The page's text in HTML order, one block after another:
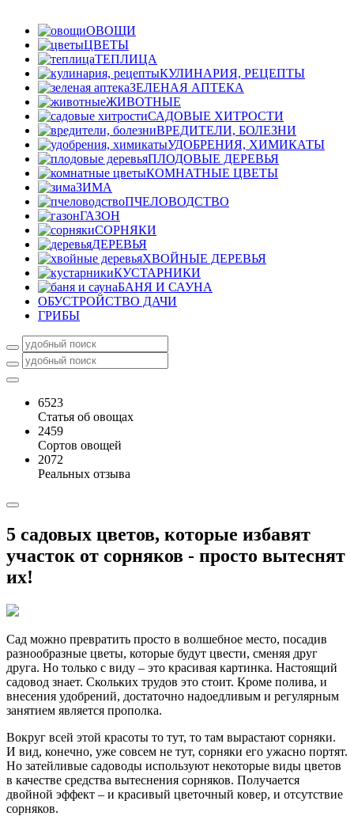
ОВОЩИ
ЦВЕТЫ
ТЕПЛИЦА
КУЛИНАРИЯ, РЕЦЕПТЫ
ЗЕЛЕНАЯ АПТЕКА
ЖИВОТНЫЕ
САДОВЫЕ ХИТРОСТИ
ВРЕДИТЕЛИ, БОЛЕЗНИ
УДОБРЕНИЯ, ХИМИКАТЫ
ПЛОДОВЫЕ ДЕРЕВЬЯ
КОМНАТНЫЕ ЦВЕТЫ
ЗИМА
ПЧЕЛОВОДСТВО
ГАЗОН
СОРНЯКИ
ДЕРЕВЬЯ
ХВОЙНЫЕ ДЕРЕВЬЯ
КУСТАРНИКИ
БАНЯ И САУНА
ОБУСТРОЙСТВО ДАЧИ
ГРИБЫ
6523
Статья об овощах
2459
Сортов овощей
2072
Реальных отзыва
5 садовых цветов, которые избавят
участок от сорняков - просто вытеснят
их!
Сад можно превратить просто в волшебное место, посадив
разнообразные цветы, которые будут цвести, сменяя друг
друга. Но только с виду – это красивая картинка. Настоящий
садовод знает. Скольких трудов это стоит. Кроме полива, и
внесения удобрений, достаточно надоедливым и регулярным
занятием является прополка.
Вокруг всей этой красоты то тут, то там вырастают сорняки.
И вид, конечно, уже совсем не тут, сорняки его ужасно портят.
Но затейливые садоводы используют некоторые виды цветов
в качестве средства вытеснения сорняков. Получается
двойной эффект – и красивый цветочный ковер, и отсутствие
сорняков.